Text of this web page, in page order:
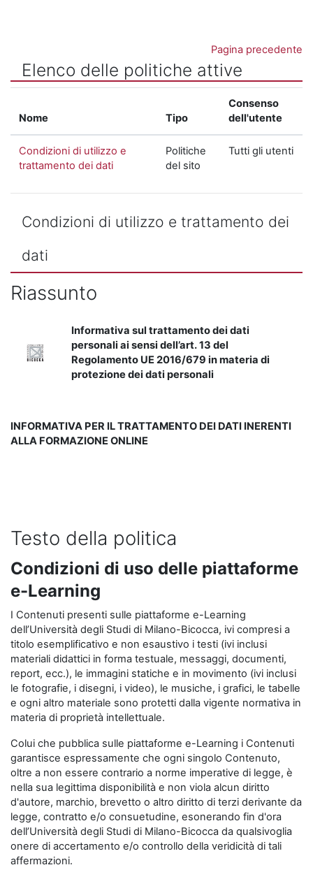
Pagina precedente
Elenco delle politiche attive
Nome Tipo
Consenso
dell'utente
Condizioni di utilizzo e
trattamento dei dati
Politiche
del sito
Tutti gli utenti
Condizioni di utilizzo e trattamento dei
dati
Riassunto
Informativa sul trattamento dei dati
personali ai sensi dell’art. 13 del
Regolamento UE 2016/679 in materia di
protezione dei dati personali
INFORMATIVA PER IL TRATTAMENTO DEI DATI INERENTI
ALLA FORMAZIONE ONLINE
Testo della politica
Condizioni di uso delle piattaforme
e-Learning
I Contenuti presenti sulle piattaforme e-Learning
dell’Università degli Studi di Milano-Bicocca, ivi compresi a
titolo esemplificativo e non esaustivo i testi (ivi inclusi
materiali didattici in forma testuale, messaggi, documenti,
report, ecc.), le immagini statiche e in movimento (ivi inclusi
le fotografie, i disegni, i video), le musiche, i grafici, le tabelle
e ogni altro materiale sono protetti dalla vigente normativa in
materia di proprietà intellettuale.
Colui che pubblica sulle piattaforme e-Learning i Contenuti
garantisce espressamente che ogni singolo Contenuto,
oltre a non essere contrario a norme imperative di legge, è
nella sua legittima disponibilità e non viola alcun diritto
d'autore, marchio, brevetto o altro diritto di terzi derivante da
legge, contratto e/o consuetudine, esonerando fin d'ora
dell’Università degli Studi di Milano-Bicocca da qualsivoglia
onere di accertamento e/o controllo della veridicità di tali
affermazioni.